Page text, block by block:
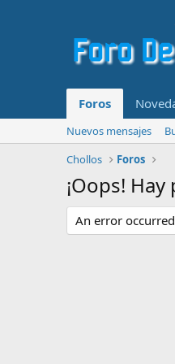
Foros
Nuevos mensajes
Chollos
Foros
¡Oops!
An error